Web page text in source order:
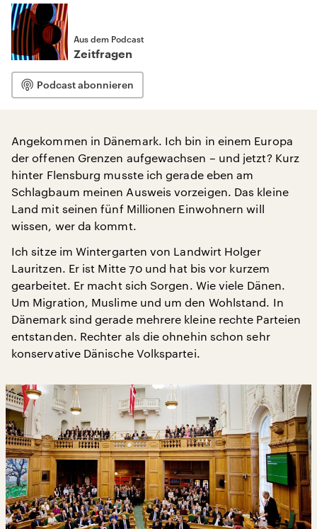
Aus dem Podcast
Zeitfragen
Podcast abonnieren
Angekommen in Dänemark. Ich bin in einem Europa
der offenen Grenzen aufgewachsen – und jetzt? Kurz
hinter Flensburg musste ich gerade eben am
Schlagbaum meinen Ausweis vorzeigen. Das kleine
Land mit seinen fünf Millionen Einwohnern will
wissen, wer da kommt.
Ich sitze im Wintergarten von Landwirt Holger
Lauritzen. Er ist Mitte 70 und hat bis vor kurzem
gearbeitet. Er macht sich Sorgen. Wie viele Dänen.
Um Migration, Muslime und um den Wohlstand. In
Dänemark sind gerade mehrere kleine rechte Parteien
entstanden. Rechter als die ohnehin schon sehr
konservative Dänische Volkspartei.